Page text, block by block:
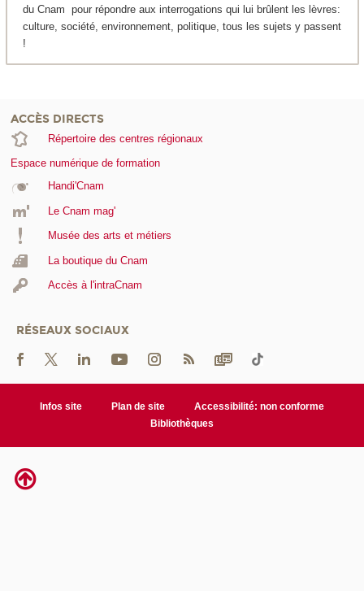
du Cnam pour répondre aux interrogations qui lui brûlent les lèvres:
culture, société, environnement, politique, tous les sujets y passent
!
ACCÈS DIRECTS
Répertoire des centres régionaux
Espace numérique de formation
Handi'Cnam
Le Cnam mag'
Musée des arts et métiers
La boutique du Cnam
Accès à l'intraCnam
RÉSEAUX SOCIAUX
Infos site Plan de site
Accessibilité: non conforme
Bibliothèques